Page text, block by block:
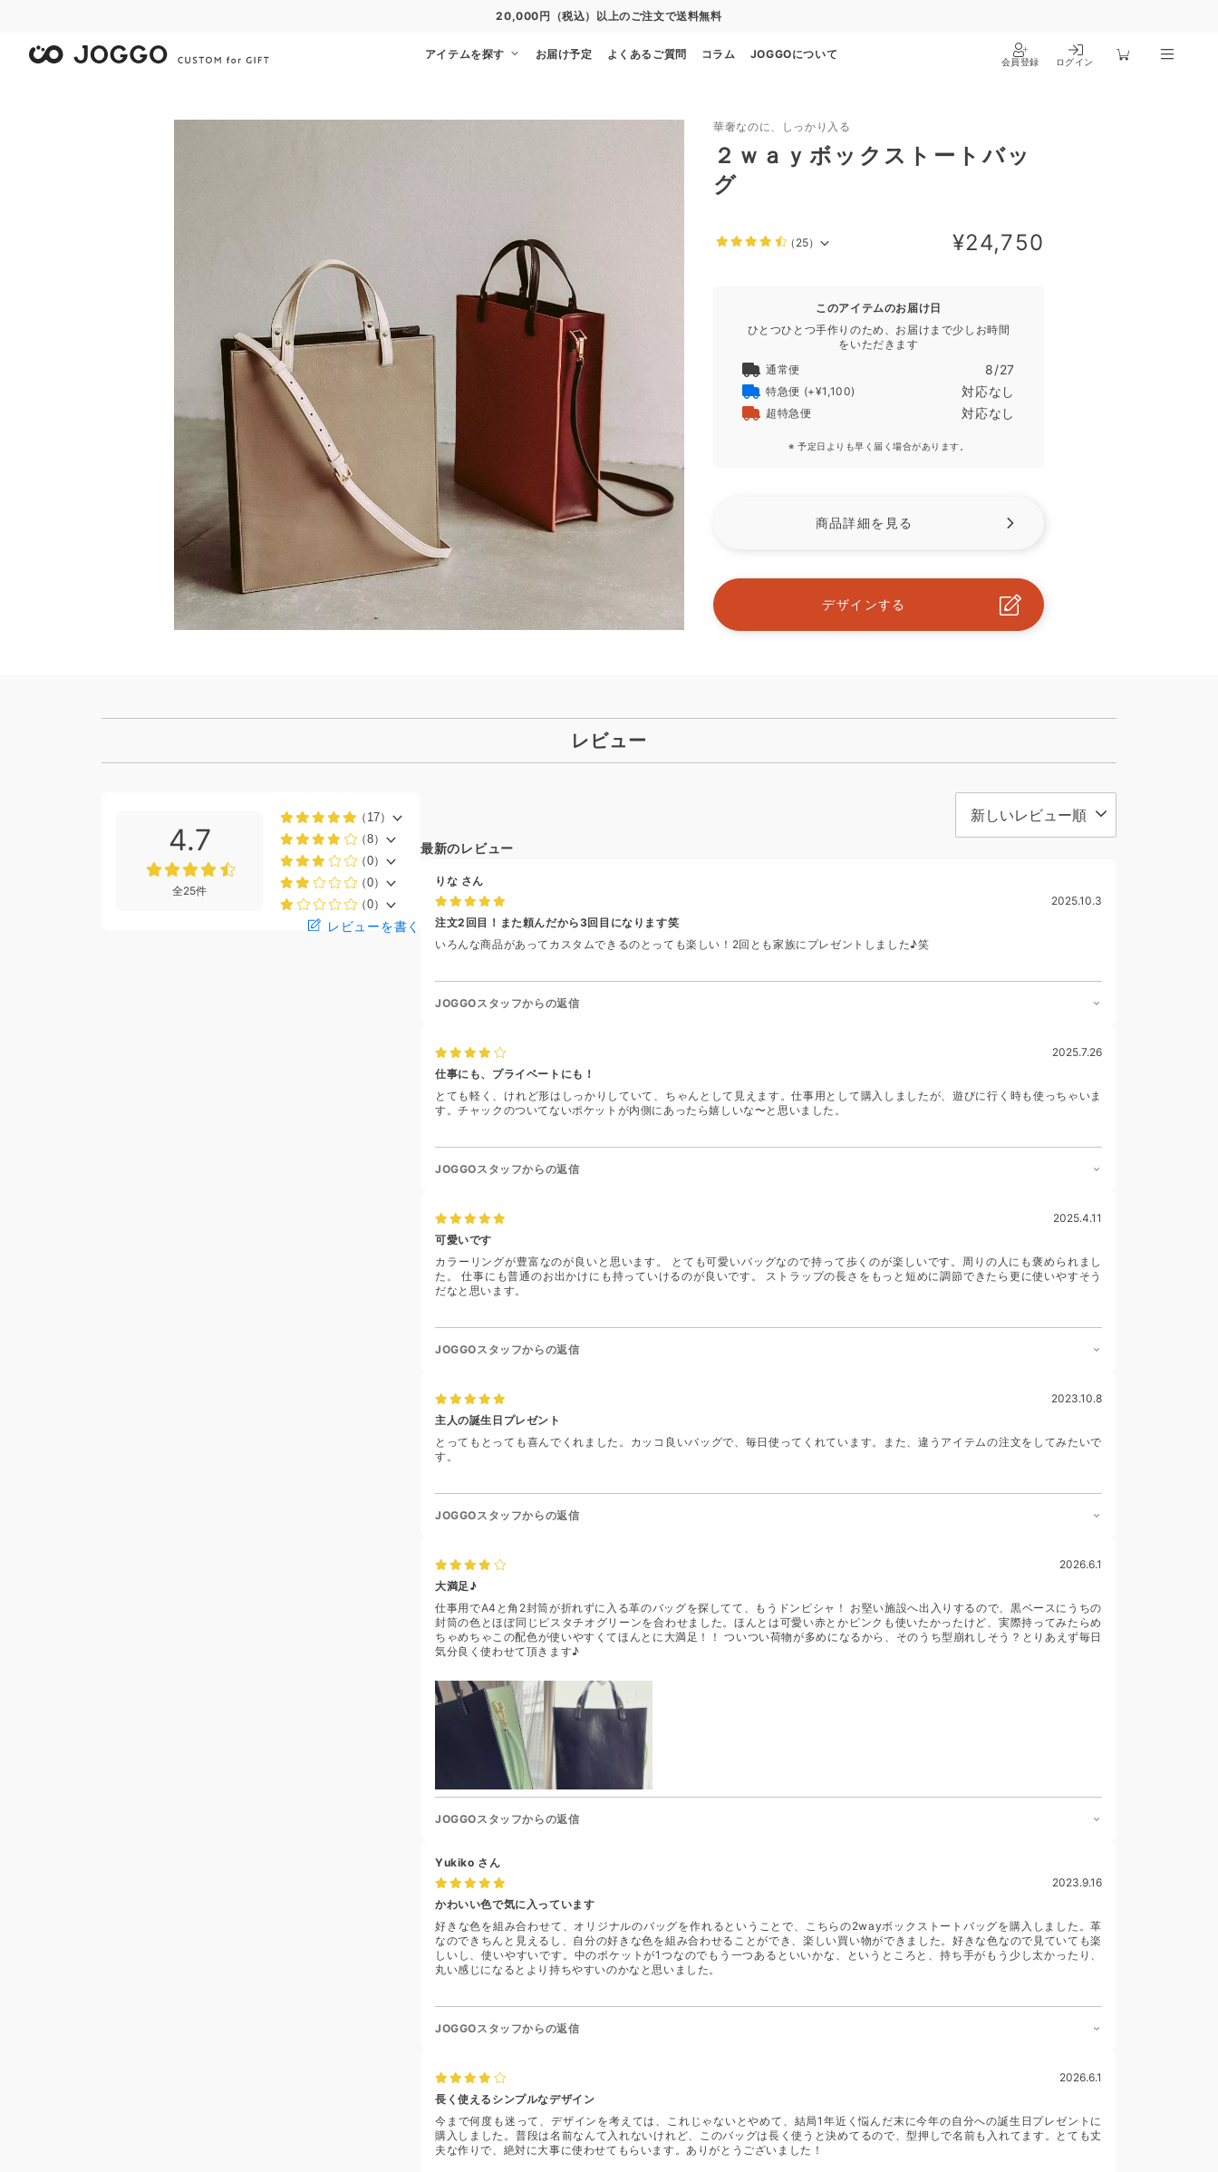
20,000円（税込）以上のご注文で送料無料
アイテムを探す お届け予定 よくあるご質問 コラム JOGGOについて
会員登録 ログイン
華奢なのに、しっかり入る
２ｗａｙボックストートバッ
グ
（25） ¥24,750
このアイテムのお届け日
ひとつひとつ手作りのため、お届けまで少しお時間
をいただきます
通常便
8/27
特急便 (+¥1,100) 対応なし
超特急便 対応なし
※ 予定日よりも早く届く場合があります。
商品詳細を見る
デザインする
レビュー
4.7
全25件
（17）
（8）
（0）
（0）
（0）
レビューを書く
最新のレビュー
りな さん
2025.10.3
注文2回目！また頼んだから3回目になります笑
いろんな商品があってカスタムできるのとっても楽しい！2回とも家族にプレゼントしました♪笑
JOGGOスタッフからの返信
2025.7.26
仕事にも、プライベートにも！
とても軽く、けれど形はしっかりしていて、ちゃんとして見えます。仕事用として購入しましたが、遊びに行く時も使っちゃいま
す。チャックのついてないポケットが内側にあったら嬉しいな〜と思いました。
JOGGOスタッフからの返信
2025.4.11
可愛いです
カラーリングが豊富なのが良いと思います。 とても可愛いバッグなので持って歩くのが楽しいです。周りの人にも褒められまし
た。 仕事にも普通のお出かけにも持っていけるのが良いです。 ストラップの長さをもっと短めに調節できたら更に使いやすそう
だなと思います。
JOGGOスタッフからの返信
2023.10.8
主人の誕生日プレゼント
とってもとっても喜んでくれました。カッコ良いバッグで、毎日使ってくれています。また、違うアイテムの注文をしてみたいで
す。
JOGGOスタッフからの返信
2026.6.1
大満足♪
仕事用でA4と角2封筒が折れずに入る革のバッグを探してて、もうドンピシャ！ お堅い施設へ出入りするので、黒ベースにうちの
封筒の色とほぼ同じピスタチオグリーンを合わせました。ほんとは可愛い赤とかピンクも使いたかったけど、実際持ってみたらめ
ちゃめちゃこの配色が使いやすくてほんとに大満足！！ ついつい荷物が多めになるから、そのうち型崩れしそう？とりあえず毎日
気分良く使わせて頂きます♪
JOGGOスタッフからの返信
Yukiko さん
2023.9.16
かわいい色で気に入っています
好きな色を組み合わせて、オリジナルのバッグを作れるということで、こちらの2wayボックストートバッグを購入しました。革
なのできちんと見えるし、自分の好きな色を組み合わせることができ、楽しい買い物ができました。好きな色なので見ていても楽
しいし、使いやすいです。中のポケットが1つなのでもう一つあるといいかな、というところと、持ち手がもう少し太かったり、
丸い感じになるとより持ちやすいのかなと思いました。
JOGGOスタッフからの返信
2026.6.1
長く使えるシンプルなデザイン
今まで何度も迷って、デザインを考えては、これじゃないとやめて、結局1年近く悩んだ末に今年の自分への誕生日プレゼントに
購入しました。普段は名前なんて入れないけれど、このバッグは長く使うと決めてるので、型押しで名前も入れてます。とても丈
夫な作りで、絶対に大事に使わせてもらいます。ありがとうございました！